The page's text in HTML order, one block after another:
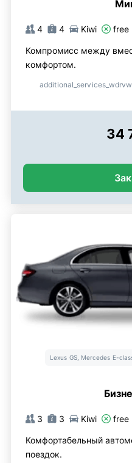
4 4 Kiwi free
Компромисс между
комфортом.
34
Lexus GS, Mercedes E-
3 3 Kiwi free
Комфортабельный
поездок.